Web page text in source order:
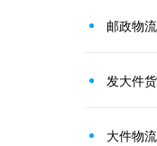
邮政物
发大件
大件物